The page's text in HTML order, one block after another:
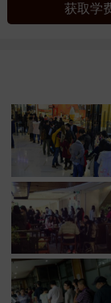
获取学